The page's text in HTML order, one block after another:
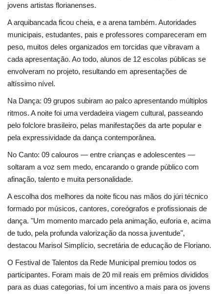
jovens artistas florianenses.
A arquibancada ficou cheia, e a arena também. Autoridades
municipais, estudantes, pais e professores compareceram em
peso, muitos deles organizados em torcidas que vibravam a
cada apresentação. Ao todo, alunos de 12 escolas públicas se
envolveram no projeto, resultando em apresentações de
altíssimo nível.
Na Dança: 09 grupos subiram ao palco apresentando múltiplos
ritmos. A noite foi uma verdadeira viagem cultural, passeando
pelo folclore brasileiro, pelas manifestações da arte popular e
pela expressividade da dança contemporânea.
No Canto: 09 calouros — entre crianças e adolescentes —
soltaram a voz sem medo, encarando o grande público com
afinação, talento e muita personalidade.
A escolha dos melhores da noite ficou nas mãos do júri técnico
formado por músicos, cantores, coreógrafos e profissionais de
dança. "Um momento marcado pela animação, euforia e, acima
de tudo, pela profunda valorização da nossa juventude",
destacou Marisol Simplício, secretária de educação de Floriano.
O Festival de Talentos da Rede Municipal premiou todos os
participantes. Foram mais de 20 mil reais em prêmios divididos
para as duas categorias, foi um incentivo a mais para os jovens